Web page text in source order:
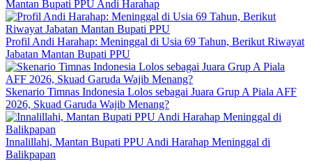
Mantan Bupati PPU Andi Harahap
Profil Andi Harahap: Meninggal di Usia 69 Tahun, Berikut Riwayat
Jabatan Mantan Bupati PPU
Skenario Timnas Indonesia Lolos sebagai Juara Grup A Piala AFF
2026, Skuad Garuda Wajib Menang?
Innalillahi, Mantan Bupati PPU Andi Harahap Meninggal di
Balikpapan